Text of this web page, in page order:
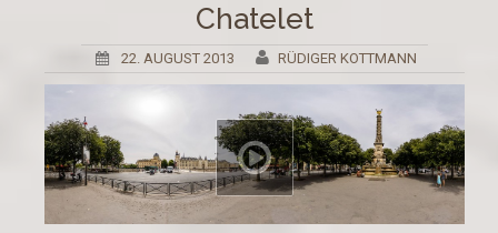
Chatelet
22. AUGUST 2013 RÜDIGER KOTTMANN